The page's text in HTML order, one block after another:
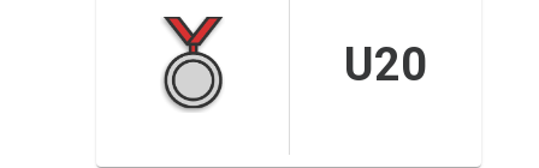
U20